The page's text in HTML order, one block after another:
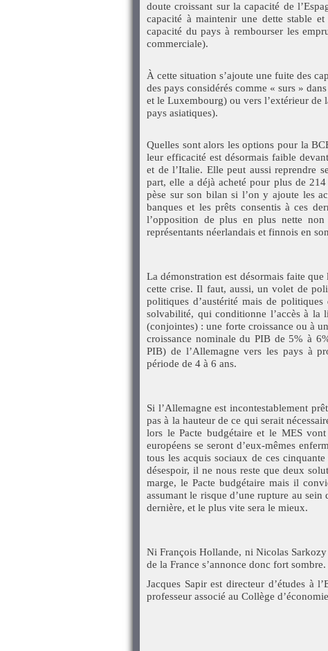
doute croissant sur la capacité de
capacité à maintenir une dette stable
capacité du pays à rembourser les
commerciale).
À cette situation s’ajoute une fuite des
des pays considérés comme « surs »
et le Luxembourg) ou vers l’extérieur de
pays asiatiques).
Quelles sont alors les options pour la
leur efficacité est désormais faible
et de l’Italie. Elle peut aussi reprendre
part, elle a déjà acheté pour plus de
pèse sur son bilan si l’on y ajoute les
banques et les prêts consentis à ces
l’opposition de plus en plus nette non
représentants néerlandais et finnois en
La démonstration est désormais faite
cette crise. Il faut, aussi, un volet de
politiques d’austérité mais de
solvabilité, qui conditionne l’accès à la
(conjointes) : une forte croissance ou à
croissance nominale du PIB de 5% à
PIB) de l’Allemagne vers les pays à
période de 4 à 6 ans.
Si l’Allemagne est incontestablement
pas à la hauteur de ce qui serait
lors le Pacte budgétaire et le MES vont
européens se seront d’eux-mêmes
tous les acquis sociaux de ces
désespoir, il ne nous reste que deux
marge, le Pacte budgétaire mais il
assumant le risque d’une rupture au
dernière, et le plus vite sera le mieux.
Ni François Hollande, ni Nicolas Sarkozy
de la France s’annonce donc fort sombre.
Jacques Sapir est directeur d’études à
professeur associé au Collège